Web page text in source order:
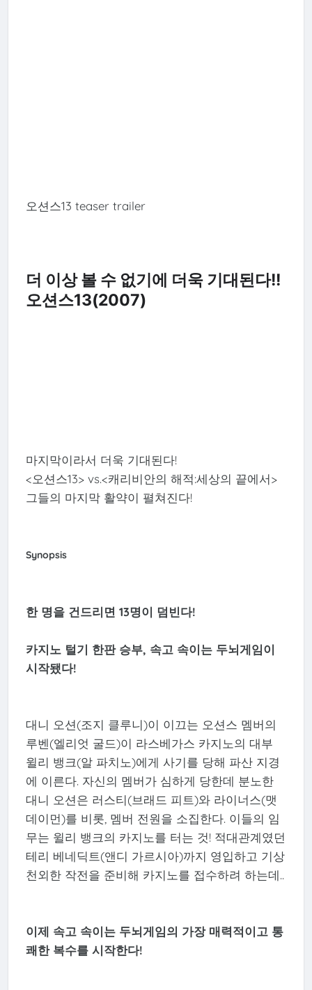
오션스13 teaser trailer
더 이상 볼 수 없기에 더욱 기대된다!!
오션스13(2007)
마지막이라서 더욱 기대된다!
<오션스13> vs.<캐리비안의 해적:세상의 끝에서>
그들의 마지막 활약이 펼쳐진다!
Synopsis
한 명을 건드리면 13명이 덤빈다!
카지노 털기 한판 승부, 속고 속이는 두뇌게임이
시작됐다!
대니 오션(조지 클루니)이 이끄는 오션스 멤버의
루벤(엘리엇 굴드)이 라스베가스 카지노의 대부
윌리 뱅크(알 파치노)에게 사기를 당해 파산 지경
에 이른다. 자신의 멤버가 심하게 당한데 분노한
대니 오션은 러스티(브래드 피트)와 라이너스(맷
데이먼)를 비롯, 멤버 전원을 소집한다. 이들의 임
무는 윌리 뱅크의 카지노를 터는 것! 적대관계였던
테리 베네딕트(앤디 가르시아)까지 영입하고 기상
천외한 작전을 준비해 카지노를 접수하려 하는데..
이제 속고 속이는 두뇌게임의 가장 매력적이고 통
쾌한 복수를 시작한다!